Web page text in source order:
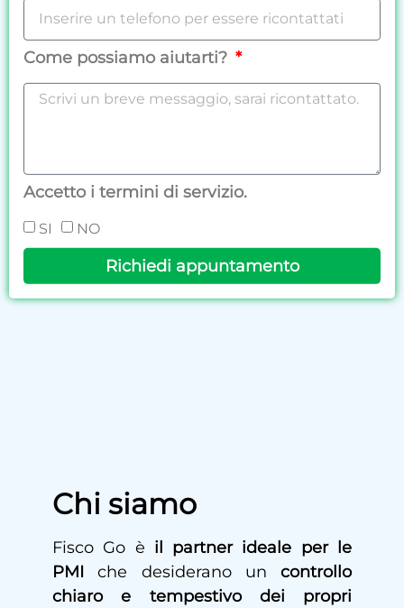
Come possiamo aiutarti?
Accetto i termini di servizio.
SI NO
Richiedi appuntamento
Alternative:
Chi siamo
Fisco Go è il partner ideale per le
PMI che desiderano un controllo
chiaro e tempestivo dei propri